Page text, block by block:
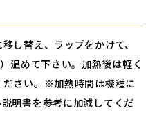
し替え、ラップをかけて、
温めて下さい。加熱後は軽く
さい。※加熱時間は機種に
明書を参考に加減してくだ